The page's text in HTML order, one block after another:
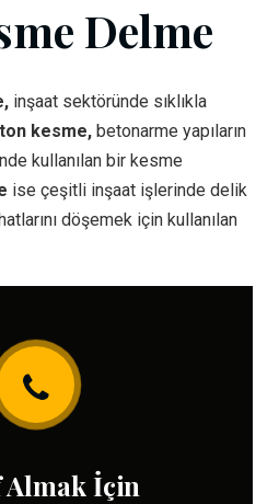
Delme
inşaat sektöründe sıklıkla
kesme, betonarme yapıların
kullanılan bir kesme
ise çeşitli inşaat işlerinde delik
döşemek için kullanılan
İçin